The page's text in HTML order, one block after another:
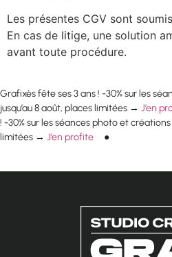
Les présentes CGV sont
En cas de litige, une solution
avant toute procédure.
Grafixès fête ses 3 ans ! -30% sur les
jusqu’au 8 août, places limitées → J’en
! -30% sur les séances photo et créations
limitées → J’en profite ●